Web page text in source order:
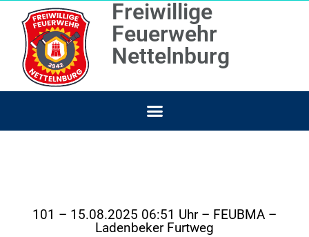
Freiwillige
Feuerwehr
Nettelnburg
101 – 15.08.2025 06:51 Uhr – FEUBMA –
Ladenbeker Furtweg